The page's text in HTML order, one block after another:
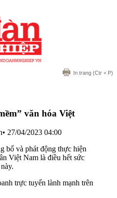
In trang (Ctr + P)
văn hóa Việt
• 27/04/2023 04:00
bố và phát động thực hiện
Việt Nam là điều hết sức
trực tuyến lành mạnh trên